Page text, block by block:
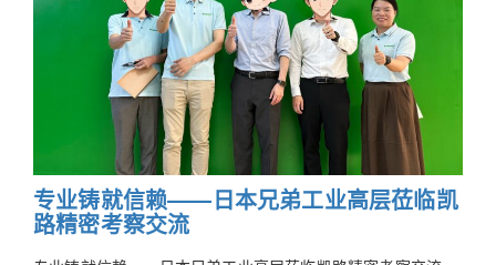
专业铸就信赖——日本兄弟工业高层莅临凯
路精密考察交流